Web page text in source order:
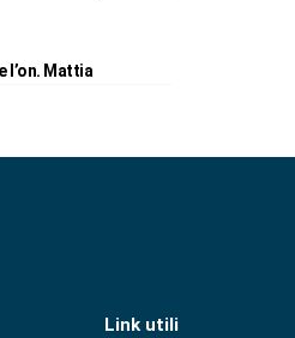
l’on. Mattia
Link utili